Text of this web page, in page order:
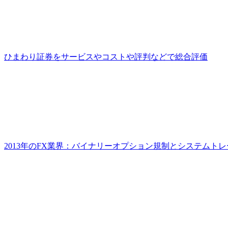
ひまわり証券をサービスやコストや評判などで総合評価
2013年のFX業界：バイナリーオプション規制とシステムト